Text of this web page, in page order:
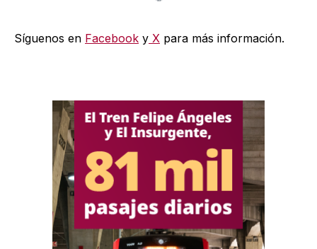
Síguenos en Facebook y X para más información.